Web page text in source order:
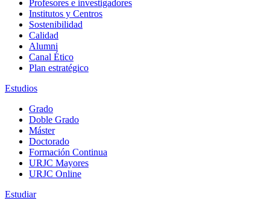
Profesores e investigadores
Institutos y Centros
Sostenibilidad
Calidad
Alumni
Canal Ético
Plan estratégico
Estudios
Grado
Doble Grado
Máster
Doctorado
Formación Continua
URJC Mayores
URJC Online
Estudiar